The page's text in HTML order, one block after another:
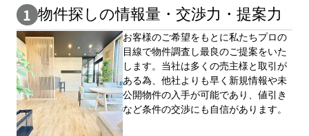
物件探しの情報量・交渉⼒・提案⼒
お客様のご希望をもとに私たちプロの
目線で物件調査し最良のご提案をいた
します。当社は多くの売主様と取引が
ある為、他社よりも早く新規情報や未
公開物件の⼊手が可能であり、値引き
など条件の交渉にも自信があります。